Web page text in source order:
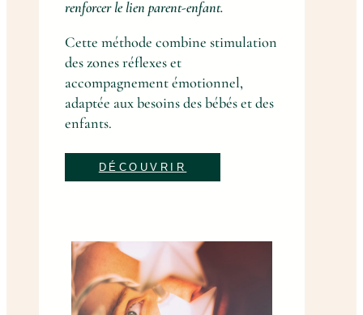
renforcer le lien parent-enfant.
Cette méthode combine stimulation
des zones réflexes et
accompagnement émotionnel,
adaptée aux besoins des bébés et des
enfants.
DÉCOUVRIR